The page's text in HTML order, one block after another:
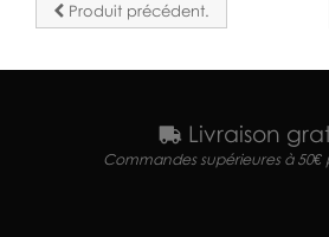
Produit précédent.
Livraison
Commandes supérieures à 50€